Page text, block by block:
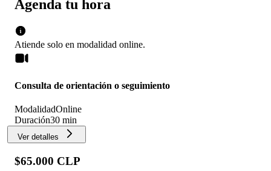
Agenda tu hora
Atiende solo en modalidad online.
Consulta de orientación o seguimiento
ModalidadOnline
Duración30 min
Ver detalles
$65.000 CLP